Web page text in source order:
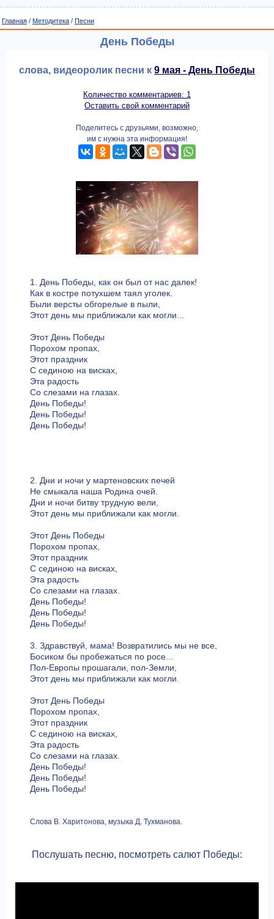
Главная / Методитека / Песни
День Победы
слова, видеоролик песни к 9 мая - День Победы
Количество комментариев: 1
Оставить свой комментарий
Поделитесь с друзьями, возможно,
им с нужна эта информация!
1. День Победы, как он был от нас далек!
Как в костре потухшем таял уголек.
Были версты обгорелые в пыли,
Этот день мы приближали как могли...
Этот День Победы
Порохом пропах,
Этот праздник
С сединою на висках,
Эта радость
Со слезами на глазах.
День Победы!
День Победы!
День Победы!
2. Дни и ночи у мартеновских печей
Не смыкала наша Родина очей.
Дни и ночи битву трудную вели,
Этот день мы приближали как могли.
Этот День Победы
Порохом пропах,
Этот праздник
С сединою на висках,
Эта радость
Со слезами на глазах.
День Победы!
День Победы!
День Победы!
3. Здравствуй, мама! Возвратились мы не все,
Босиком бы пробежаться по росе...
Пол-Европы прошагали, пол-Земли,
Этот день мы приближали как могли.
Этот День Победы
Порохом пропах,
Этот праздник
С сединою на висках,
Эта радость
Со слезами на глазах.
День Победы!
День Победы!
День Победы!
Слова В. Харитонова, музыка Д. Тухманова.
Послушать песню, посмотреть салют Победы: